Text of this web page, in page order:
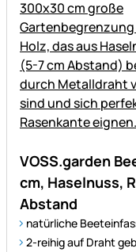
VOSS.garden
cm, Haselnuss,
Abstand
natürliche
2-reihig auf Draht